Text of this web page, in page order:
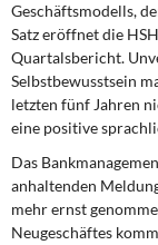
Steuer- und
Öffentliche
Eurokrise und
DIE LINKE
Weitere Themen
Geschäftsmodells,
Satz eröffnet die
Quartalsbericht.
Selbstbewusstsein
letzten fünf Jahren
eine positive
Das
anhaltenden
mehr ernst
Neugeschäftes